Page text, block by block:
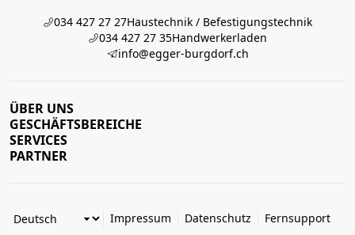
034 427 27 27Haustechnik / Befestigungstechnik
034 427 27 35Handwerkerladen
info@egger-burgdorf.ch
ÜBER UNS
GESCHÄFTSBEREICHE
SERVICES
PARTNER
Impressum Datenschutz
Fernsupport